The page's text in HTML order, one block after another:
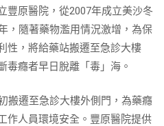
豐原醫院，從2007年成立美沙冬
，隨著藥物濫用情況激增，為保
性，將給藥站搬遷至急診大樓
毒癮者早日脫離「毒」海。
搬遷至急診大樓外側門，為藥癮
作人員環境安全。豐原醫院提供